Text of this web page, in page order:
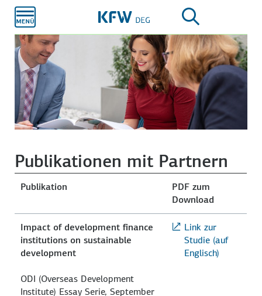
Hauptinhalt
Publikationen mit Partnern
Publikation
PDF zum
Download
Impact of development finance
institutions on sustainable
development
ODI (Overseas Development
Institute) Essay Serie, September
Link zur
Studie (auf
Englisch)